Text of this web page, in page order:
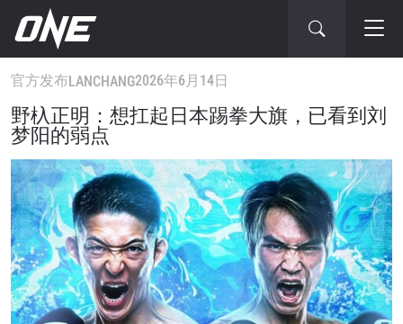
官方发布LANCHANG2026年6月14日
野杁正明：想扛起日本踢拳大旗，已看到刘
梦阳的弱点